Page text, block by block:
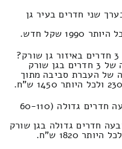
שני חדרים בעיר גן
עלות למען שינוע של כל תכולה דירה של 3 חדרים בגן שורק
של העברת סביבה מתוך
כמה תשלמו על שינוע של דירת ארבעה חדרים גדולה (60-110
חדרים גדולה בגן שורק